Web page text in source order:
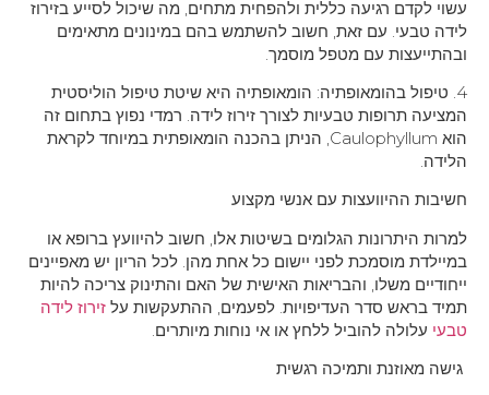
עשוי לקדם רגיעה כללית ולהפחית מתחים, מה שיכול לסייע בזירוז
לידה טבעי. עם זאת, חשוב להשתמש בהם במינונים מתאימים
ובהתייעצות עם מטפל מוסמך.
4. טיפול בהומאופתיה: הומאופתיה היא שיטת טיפול הוליסטית
המציעה תרופות טבעיות לצורך זירוז לידה. רמדי נפוץ בתחום זה
הוא Caulophyllum, הניתן בהכנה הומאופתית במיוחד לקראת
הלידה.
חשיבות ההיוועצות עם אנשי מקצוע
למרות היתרונות הגלומים בשיטות אלו, חשוב להיוועץ ברופא או
במיילדת מוסמכת לפני יישום כל אחת מהן. לכל הריון יש מאפיינים
ייחודיים משלו, והבריאות האישית של האם והתינוק צריכה להיות
תמיד בראש סדר העדיפויות. לפעמים, ההתעקשות על זירוז לידה
טבעי עלולה להוביל ללחץ או אי נוחות מיותרים.
גישה מאוזנת ותמיכה רגשית